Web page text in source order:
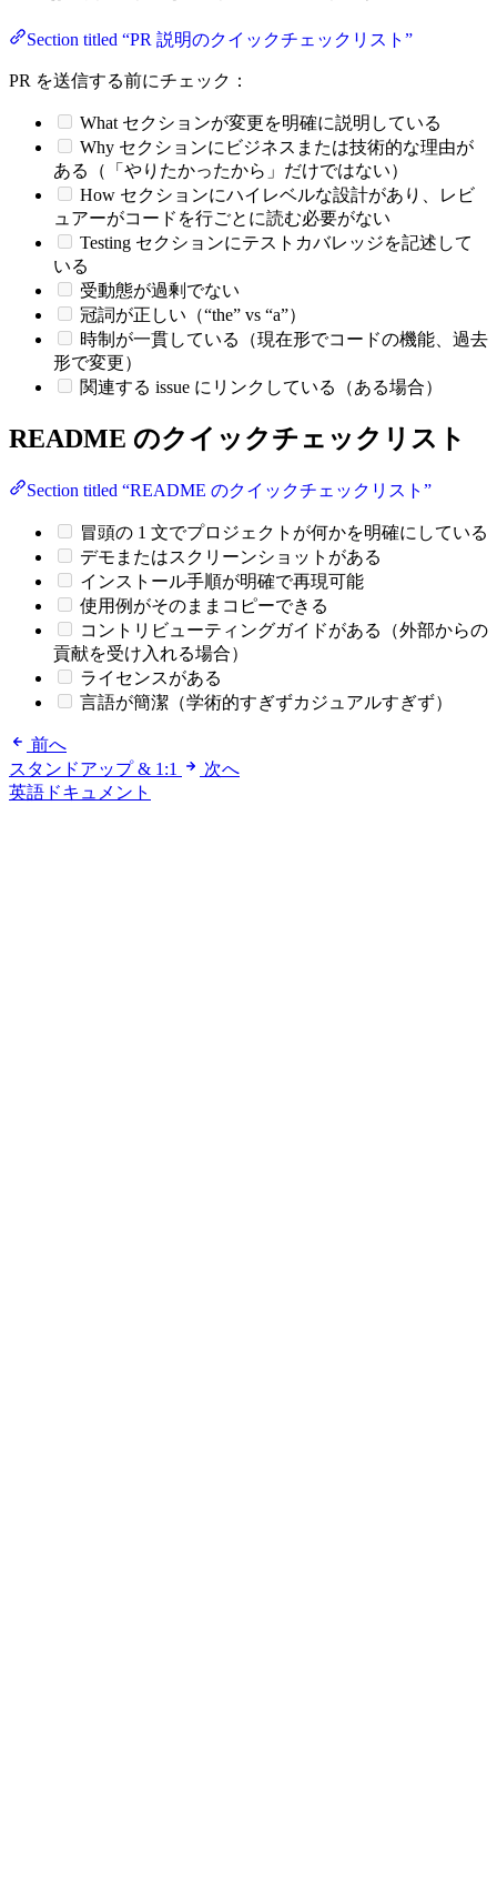
Section titled “PR 説明のクイックチェックリスト”
PR を送信する前にチェック：
What セクションが変更を明確に説明している
Why セクションにビジネスまたは技術的な理由が
ある（「やりたかったから」だけではない）
How セクションにハイレベルな設計があり、レビ
ュアーがコードを行ごとに読む必要がない
Testing セクションにテストカバレッジを記述して
いる
受動態が過剰でない
冠詞が正しい（“the” vs “a”）
時制が一貫している（現在形でコードの機能、過去
形で変更）
関連する issue にリンクしている（ある場合）
README のクイックチェックリスト
Section titled “README のクイックチェックリスト”
冒頭の 1 文でプロジェクトが何かを明確にしている
デモまたはスクリーンショットがある
インストール手順が明確で再現可能
使用例がそのままコピーできる
コントリビューティングガイドがある（外部からの
貢献を受け入れる場合）
ライセンスがある
言語が簡潔（学術的すぎずカジュアルすぎず）
前へ
スタンドアップ & 1:1
次へ
英語ドキュメント